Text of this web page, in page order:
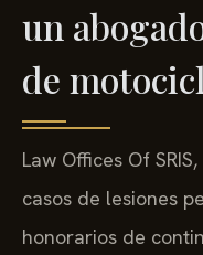
un
de
Law Offices Of
casos de lesiones
honorarios de